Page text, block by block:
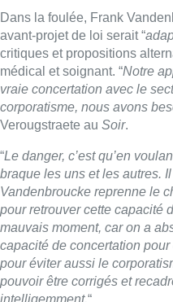
Dans la foulée, Frank
avant-projet de loi serait “
critiques et propositions
médical et soignant. “Notre
vraie concertation avec le
corporatisme, nous avons
Verougstraete au Soir.
“Le danger, c’est qu’en
braque les uns et les autres.
Vandenbroucke reprenne le
pour retrouver cette capacité
mauvais moment, car on a
capacité de concertation
pour éviter aussi le
pouvoir être corrigés et